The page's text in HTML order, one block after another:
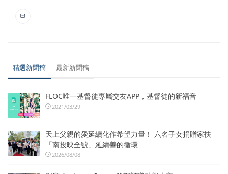
精選新聞稿 最新新聞稿
FLOC唯一基督徒專屬交友APP，基督徒的新福音
2021/03/29
天上父親的愛延續化作希望力量！ 六名子女捐贈家扶
「南投映全號」延續善的循環
2026/08/08